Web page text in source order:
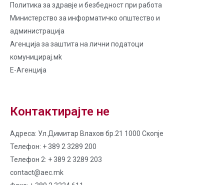
Политика за здравје и безбедност при работа
Министерство за информатичко општество и
администрација
Агенција за заштита на лични податоци
комуницирај.мk
Е-Агенција
Контактирајте не
Адреса: Ул.Димитар Влахов бр.21 1000 Скопје
Телефон: + 389 2 3289 200
Телефон 2: + 389 2 3289 203
contact@aec.mk